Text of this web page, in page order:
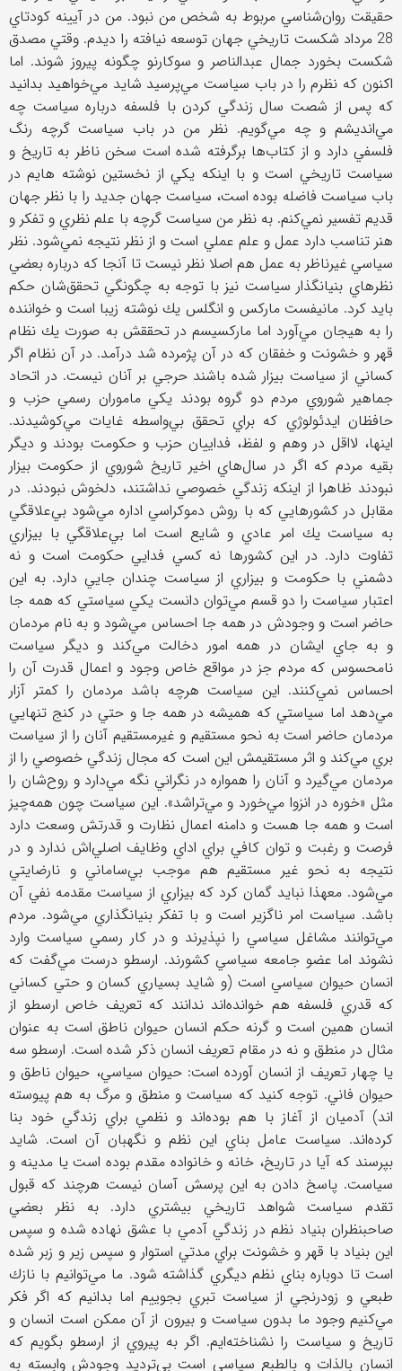
حقيقت روان‌شناسي مربوط به شخص من نبود. من در آيينه كودتاي
28 مرداد شكست تاريخي جهان توسعه نيافته را ديدم. وقتي مصدق
شكست بخورد جمال عبدالناصر و سوكارنو چگونه پيروز شوند. اما
اكنون كه نظرم را در باب سياست مي‌پرسيد شايد مي‌خواهيد بدانيد
كه پس از شصت سال زندگي كردن با فلسفه درباره سياست چه
مي‌انديشم و چه مي‌گويم. نظر من در باب سياست گرچه رنگ
فلسفي دارد و از كتاب‌ها برگرفته شده است سخن ناظر به تاريخ و
سياست تاريخي است و با اينكه يكي از نخستين نوشته هايم در
باب سياست فاضله بوده است، سياست جهان جديد را با نظر جهان
قديم تفسير نمي‌كنم. به نظر من سياست گرچه با علم نظري و تفكر و
هنر تناسب دارد عمل و علم عملي است و از نظر نتيجه نمي‌شود. نظر
سياسي غيرناظر به عمل هم اصلا نظر نيست تا آنجا كه درباره بعضي
نظرهاي بنيانگذار سياست نيز با توجه به چگونگي تحقق‌شان حكم
بايد كرد. مانيفست ماركس و انگلس يك نوشته زيبا است و خواننده
را به هيجان مي‌آورد اما ماركسيسم در تحققش به صورت يك نظام
قهر و خشونت و خفقان كه در آن پژمرده شد درآمد. در آن نظام اگر
كساني از سياست بيزار شده باشند حرجي بر آنان نيست. در اتحاد
جماهير شوروي مردم دو گروه بودند يكي ماموران رسمي حزب و
حافظان ايدئولوژي كه براي تحقق بي‌واسطه غايات مي‌كوشيدند.
اينها، لااقل در وهم و لفظ، فداييان حزب و حكومت بودند و ديگر
بقيه مردم كه اگر در سال‌هاي اخير تاريخ شوروي از حكومت بيزار
نبودند ظاهرا از اينكه زندگي خصوصي نداشتند، دلخوش نبودند. در
مقابل در كشورهايي كه با روش دموكراسي اداره مي‌شود بي‌علاقگي
به سياست يك امر عادي و شايع است اما بي‌علاقگي با بيزاري
تفاوت دارد. در اين كشورها نه كسي فدايي حكومت است و نه
دشمني با حكومت و بيزاري از سياست چندان جايي دارد. به اين
اعتبار سياست را دو قسم مي‌توان دانست يكي سياستي كه همه جا
حاضر است و وجودش در همه جا احساس مي‌شود و به نام مردمان
و به جاي ايشان در همه امور دخالت مي‌كند و ديگر سياست
نامحسوس كه مردم جز در مواقع خاص وجود و اعمال قدرت آن را
احساس نمي‌كنند. اين سياست هرچه باشد مردمان را كمتر آزار
مي‌دهد اما سياستي كه هميشه در همه جا و حتي در كنج تنهايي
مردمان حاضر است به نحو مستقيم و غيرمستقيم آنان را از سياست
بري مي‌كند و اثر مستقيمش اين است كه مجال زندگي خصوصي را از
مردمان مي‌گيرد و آنان را همواره در نگراني نگه مي‌دارد و روح‌شان را
مثل «خوره در انزوا مي‌خورد و مي‌تراشد». اين سياست چون همه‌چيز
است و همه جا هست و دامنه اعمال نظارت و قدرتش وسعت دارد
فرصت و رغبت و توان كافي براي اداي وظايف اصلي‌اش ندارد و در
نتيجه به نحو غير مستقيم هم موجب بي‌ساماني و نارضايتي
مي‌شود. معهذا نبايد گمان كرد كه بيزاري از سياست مقدمه نفي آن
باشد. سياست امر ناگزير است و با تفكر بنيانگذاري مي‌شود. مردم
مي‌توانند مشاغل سياسي را نپذيرند و در كار رسمي سياست وارد
نشوند اما عضو جامعه سياسي كشورند. ارسطو درست مي‌گفت كه
انسان حيوان سياسي است (و شايد بسياري كسان و حتي كساني
كه قدري فلسفه هم خوانده‌اند ندانند كه تعريف خاص ارسطو از
انسان همين است و گرنه حكم انسان حيوان ناطق است به عنوان
مثال در منطق و نه در مقام تعريف انسان ذكر شده است. ارسطو سه
يا چهار تعريف از انسان آورده است: حيوان سياسي، حيوان ناطق و
حيوان فاني. توجه كنيد كه سياست و منطق و مرگ به هم پيوسته
اند) آدميان از آغاز با هم بوده‌اند و نظمي براي زندگي خود بنا
كرده‌اند. سياست عامل بناي اين نظم و نگهبان آن است. شايد
بپرسند كه آيا در تاريخ، خانه و خانواده مقدم بوده است يا مدينه و
سياست. پاسخ دادن به اين پرسش آسان نيست هرچند كه قبول
تقدم سياست شواهد تاريخي بيشتري دارد. به نظر بعضي
صاحبنظران بنياد نظم در زندگي آدمي با عشق نهاده شده و سپس
اين بنياد با قهر و خشونت براي مدتي استوار و سپس زير و زبر شده
است تا دوباره بناي نظم ديگري گذاشته شود. ما مي‌توانيم با نازك
طبعي و زودرنجي از سياست تبري بجوييم اما بدانيم كه اگر فكر
مي‌كنيم وجود ما بدون سياست و بيرون از آن ممكن است انسان و
تاريخ و سياست را نشناخته‌ايم. اگر به پيروي از ارسطو بگويم كه
انسان بالذات و بالطبع سياسي است بي‌ترديد وجودش وابسته به